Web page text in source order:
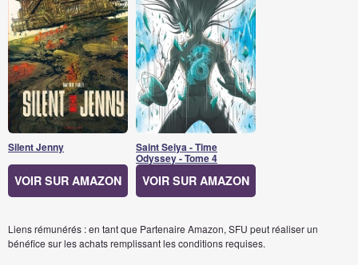
Silent Jenny
VOIR SUR AMAZON
Saint Seiya - Time
Odyssey - Tome 4
VOIR SUR AMAZON
Liens rémunérés : en tant que Partenaire Amazon, SFU peut réaliser un
bénéfice sur les achats remplissant les conditions requises.